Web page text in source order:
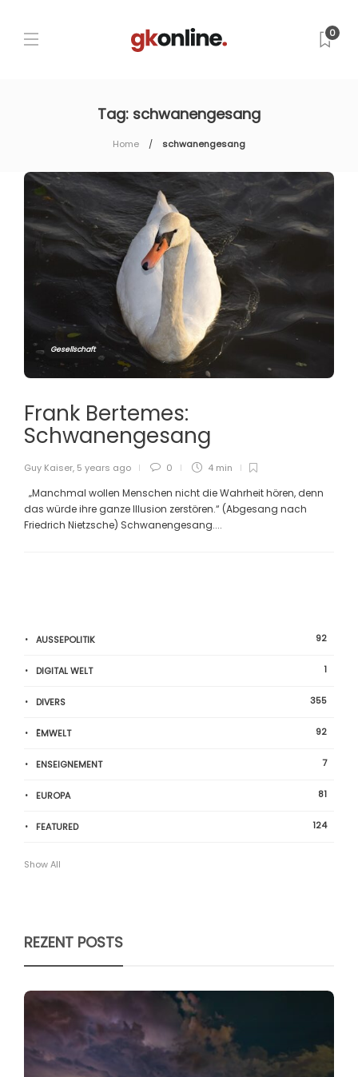
0
Tag: schwanengesang
Home schwanengesang
Gesellschaft
Frank Bertemes:
Schwanengesang
Guy Kaiser, 5 years ago 0 4 min
„Manchmal wollen Menschen nicht die Wahrheit hören, denn
das würde ihre ganze Illusion zerstören.“ (Abgesang nach
Friedrich Nietzsche) Schwanengesang....
AUSSEPOLITIK 92
DIGITAL WELT 1
DIVERS 355
ËMWELT 92
ENSEIGNEMENT 7
EUROPA 81
FEATURED 124
Show All
REZENT POSTS